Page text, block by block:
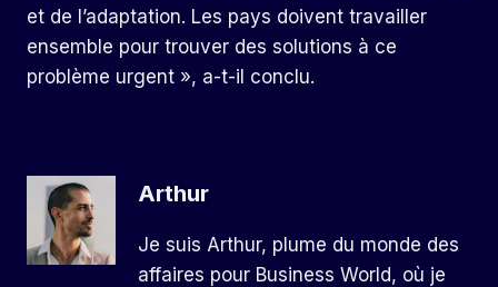
et de l’adaptation. Les pays doivent travailler
ensemble pour trouver des solutions à ce
problème urgent », a-t-il conclu.
Arthur
Je suis Arthur, plume du monde des
affaires pour Business World, où je